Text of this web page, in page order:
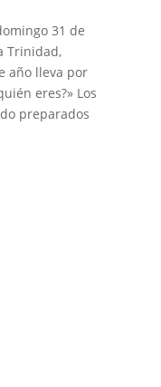
31 de
Trinidad,
año lleva por
eres?» Los
preparados